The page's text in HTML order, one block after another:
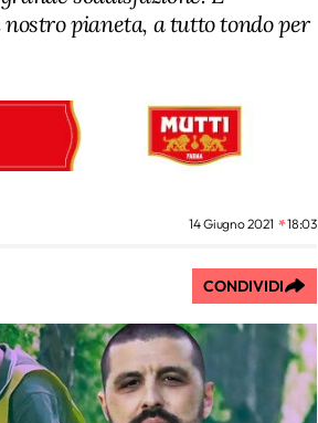
pianeta, a tutto tondo per
14 Giugno 2021 18:03
CONDIVIDI